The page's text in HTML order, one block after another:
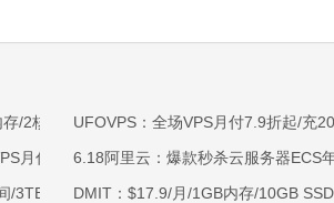
/2核/80gNVMe/4T流量
月付9.5折年付8折起/新用户下单送30元
3TB流量/750Mbps-1Gbps端口/KVM/深港IX/
UFOVPS：全场VPS月付7.9折起/充
6.18阿里云：爆款秒杀云服务器ECS
DMIT：$17.9/月/1GB内存/10GB